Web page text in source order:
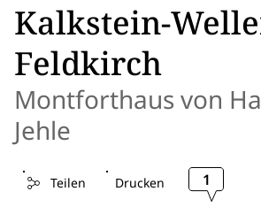
Kalkstein-
Feldkirch
Montforthaus von
Jehle
Teilen Drucken 1